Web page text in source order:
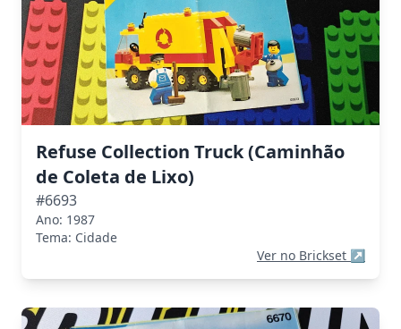
Refuse Collection Truck (Caminhão
de Coleta de Lixo)
#6693
Ano: 1987
Tema: Cidade
Ver no Brickset ↗